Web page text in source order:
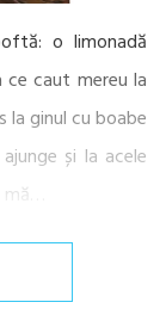
o limonadă
caut mereu la
la ginul cu boabe
și la acele